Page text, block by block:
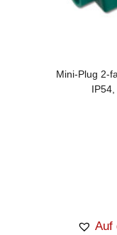
Mini-Plug 2-
Auf